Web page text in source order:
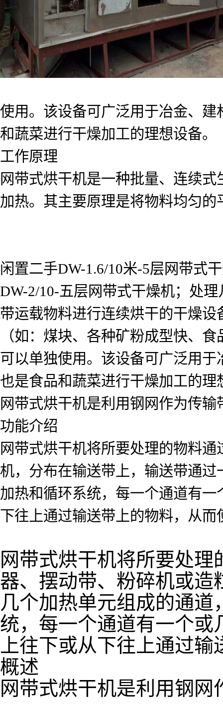
使用。该设备可广泛用于冶金、
和蔬菜进行干燥加工的理想设备。
工作原理
网带式烘干机是一种批量、连续
加热。其主要原理是将物料均匀的
闲置二手DW-1.6/10米-5层网带式
DW-2/10-五层网带式干燥机；处
带运载物料进行连续烘干的干燥
（如：煤块、各种矿粉成型快、
可以单独使用。该设备可广泛用
也是食品和蔬菜进行干燥加工的理
网带式烘干机是利用钢网作为传
功能介绍
网带式烘干机将所要处理的物料
机，分布在输送带上，输送带通
加热和循环系统，每一个通道有
下往上通过输送带上的物料，从而
网带式烘干机将所要处
器、摆动带、粉碎机或造
几个加热单元组成的通
统，每一个通道有一个或
上往下或从下往上通过
概述
网带式烘干机是利用钢网